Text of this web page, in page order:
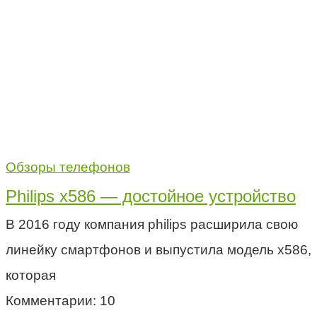
Обзоры телефонов
Philips x586 — достойное устройство
В 2016 году компания philips расширила свою
линейку смартфонов и выпустила модель х586,
которая
Комментарии: 10